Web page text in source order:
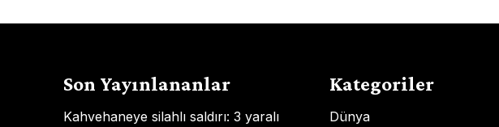
Son Yayınlananlar
Kahvehaneye silahlı saldırı: 3 yaralı
Kategoriler
Dünya